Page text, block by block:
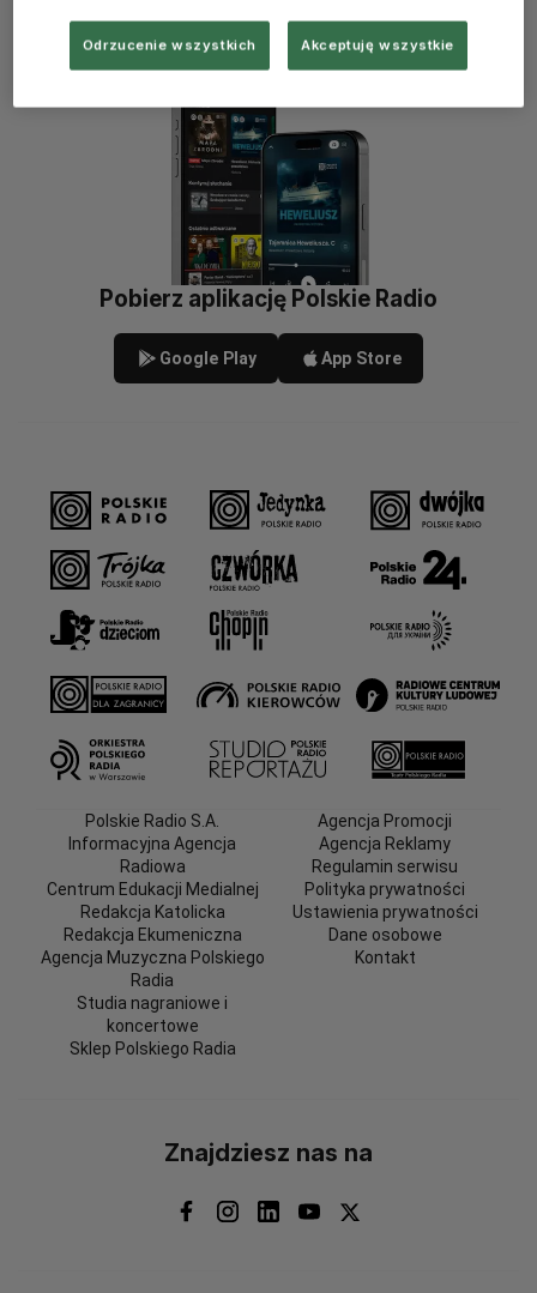
Pobierz aplikację Polskie Radio
Google Play App Store
Polskie Radio S.A.
Informacyjna Agencja
Radiowa
Centrum Edukacji Medialnej
Redakcja Katolicka
Redakcja Ekumeniczna
Agencja Muzyczna Polskiego
Radia
Studia nagraniowe i
koncertowe
Sklep Polskiego Radia
Agencja Promocji
Agencja Reklamy
Regulamin serwisu
Polityka prywatności
Ustawienia prywatności
Dane osobowe
Kontakt
Znajdziesz nas na
Odrzucenie wszystkich Akceptuję wszystkie